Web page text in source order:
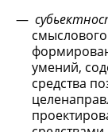
умений,
средства